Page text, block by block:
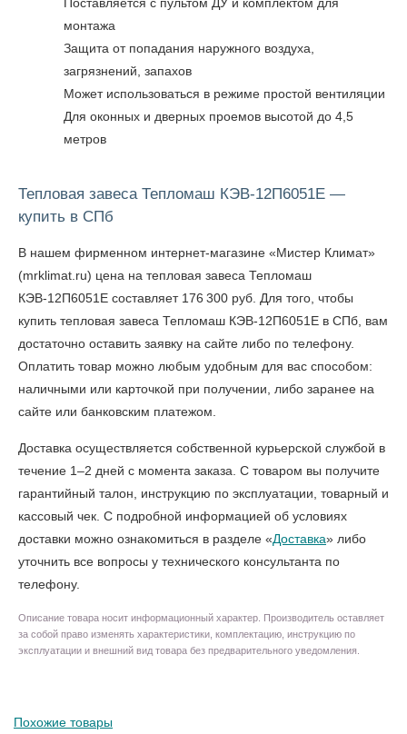
монтажа
Защита от попадания наружного воздуха,
загрязнений, запахов
Может использоваться в режиме простой вентиляции
Для оконных и дверных проемов высотой до 4,5
метров
Тепловая завеса Тепломаш КЭВ-12П6051Е —
купить в СПб
В нашем фирменном интернет-магазине «Мистер Климат»
(mrklimat.ru) цена на тепловая завеса Тепломаш
КЭВ-12П6051Е составляет 176 300 руб. Для того, чтобы
купить тепловая завеса Тепломаш КЭВ-12П6051Е в СПб , вам
достаточно оставить заявку на сайте либо по телефону.
Оплатить товар можно любым удобным для вас способом:
наличными или карточкой при получении, либо заранее на
сайте или банковским платежом.
Доставка осуществляется собственной курьерской службой в
течение 1–2 дней с момента заказа. С товаром вы получите
гарантийный талон, инструкцию по эксплуатации, товарный и
кассовый чек. С подробной информацией об условиях
доставки можно ознакомиться в разделе «Доставка» либо
уточнить все вопросы у технического консультанта по
телефону.
Описание товара носит информационный характер. Производитель оставляет
за собой право изменять характеристики, комплектацию, инструкцию по
эксплуатации и внешний вид товара без предварительного уведомления.
Похожие товары